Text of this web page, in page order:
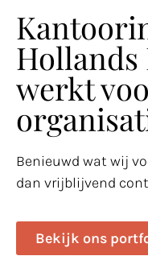
werkt
Benieuwd wat wij
dan vrijblijvend
Bekijk ons